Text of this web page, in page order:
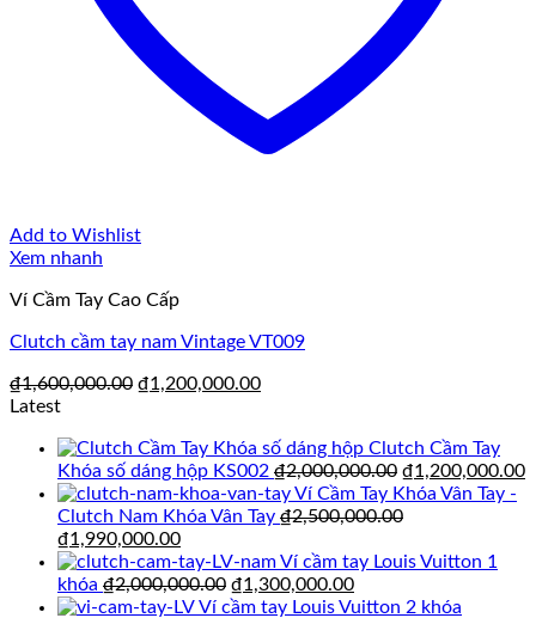
Add to Wishlist
Xem nhanh
Ví Cầm Tay Cao Cấp
Clutch cầm tay nam Vintage VT009
₫1,600,000.00 Giá
₫1,600,000.00.
₫1,200,000.00Giá
là:
₫1,200,000.00.
Latest
Clutch Cầm Tay
Khóa số dáng hộp KS002 ₫2,000,000.00 Giá
gốc
là:
₫1,200,000.00
Ví Cầm Tay Khóa Vân Tay -
Clutch Nam Khóa Vân Tay ₫2,500,000.00
Giá
gốc
là:
₫2,500,000.00.
₫1,990,000.00Giá
hiện
tại
là:
Ví cầm tay Louis Vuitton 1
khóa ₫2,000,000.00 Giá
gốc
₫1,300,000.00Giá
hiện
Ví cầm tay Louis Vuitton 2 khóa